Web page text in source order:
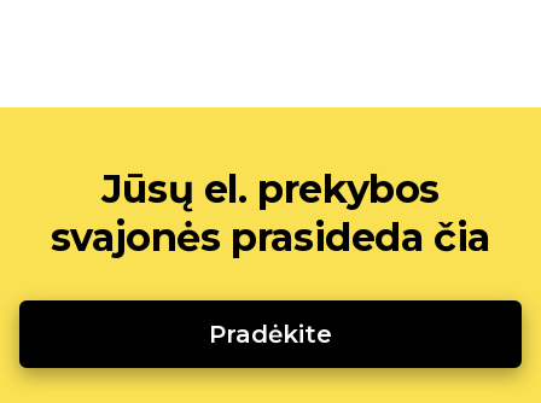
Jūsų el. prekybos
svajonės prasideda čia
Pradėkite